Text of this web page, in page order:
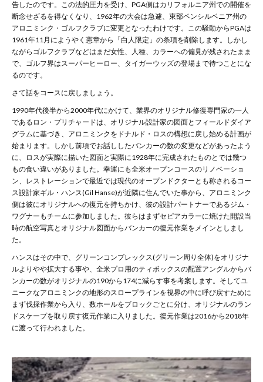
告したのです。この法的圧力を受け、 PGA側はカリフォルニア州での開催を
断念せざるを得なくなり、 1962年の大会は急遽、東部ペンシルベニア州の
アロニミンク・ゴルフクラブに変更となったわけです。この騒動からPGAは
1961年11 月にようやく憲章から「白人限定」の条項を削除します。しかし
ながらゴルフクラブなどはまだ女性、人種、カラーへの偏見が残されたまま
で、ゴルフ界はスーパーヒーロー、タイガーウッズの登場まで待つことにな
るのです。
さて話をコースに戻しましょう。
1990年代後半から2000年代にかけて、業界のオリジナル修復専門家の一人
であるロン・プリチャードは、オリジナル設計家の図面とフィールドダイア
グラムに基づき、アロニミンクをドナルド・ロスの構想に戻し始める計画が
始まります。しかし前項でお話ししたバンカーの数の変更などがあったよう
に、ロスが実際に描いた図面と実際に1928年に完成されたものとでは幾つ
もの食い違いがありました。幸運にも全米オープンコースのリノベーショ
ン、レストレーションで最近では現代のオープンドクターとも称されるコー
ス設計家ギル・ハンス(Gil Hanse)が近隣に住んでいた事から、アロニミンク
側は彼にオリジナルへの復元を持ちかけ、彼の設計パートナーであるジム・
ワグナーもチームに参加しました。彼らはまずセピアカラーに焼けた開設当
時の航空写真とオリジナル図面からバンカーの復元作業をメインとしまし
た。
ハンスはその中で、グリーンコンプレックス(グリーン周り全体)をオリジナ
ルよりやや拡大する事や、全米プロ用のティボックスの配置アングルからバ
ンカーの数がオリジナルの190から 174に減らす事を考案します。そしてユ
ニークなアロニミンクの地形のスロープラインを視界の中に呼び戻すために
まず伐採作業から入り、数ホールをブロックごとに分け、オリジナルのラン
ドスケープを取り戻す復元作業に入りました。復元作業は2016から2018年
に渡って行われました。